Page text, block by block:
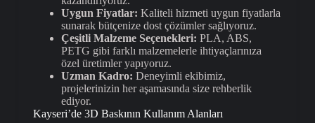
Uygun Fiyatlar: Kaliteli hizmeti uygun fiyatlarla
sunarak bütçenize dost çözümler sağlıyoruz.
Çeşitli Malzeme Seçenekleri: PLA, ABS,
PETG gibi farklı malzemelerle ihtiyaçlarınıza
özel üretimler yapıyoruz.
Uzman Kadro: Deneyimli ekibimiz,
projelerinizin her aşamasında size rehberlik
ediyor.
Kayseri’de 3D Baskının Kullanım Alanları